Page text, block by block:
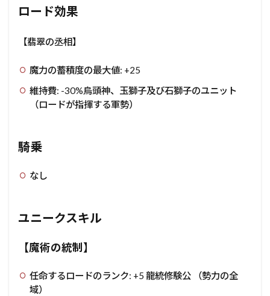
ロード効果
【翡翠の丞相】
魔力の蓄積度の最大値: +25
維持費: -30%烏頭神、玉獅子及び石獅子のユニット
（ロードが指揮する軍勢）
騎乗
なし
ユニークスキル
【魔術の統制】
任命するロードのランク: +5 龍統修験公 （勢力の全
域）